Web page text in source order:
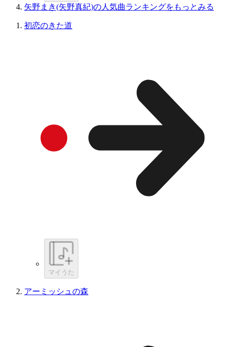
矢野まき(矢野真紀)の人気曲ランキングをもっとみる
初恋のきた道
マイうた
アーミッシュの森